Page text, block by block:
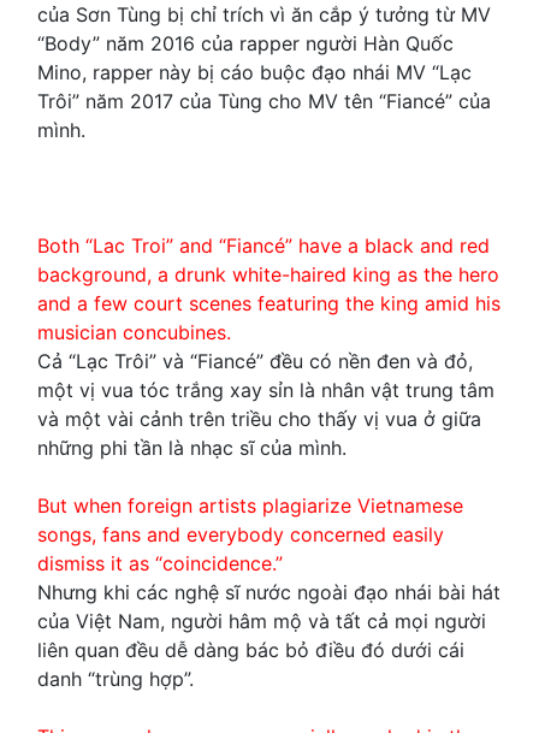
của Sơn Tùng bị chỉ trích vì ăn cắp ý tưởng từ MV
“Body” năm 2016 của rapper người Hàn Quốc
Mino, rapper này bị cáo buộc đạo nhái MV “Lạc
Trôi” năm 2017 của Tùng cho MV tên “Fiancé” của
mình.
Both “Lac Troi” and “Fiancé” have a black and red
background, a drunk white-haired king as the hero
and a few court scenes featuring the king amid his
musician concubines.
Cả “Lạc Trôi” và “Fiancé” đều có nền đen và đỏ,
một vị vua tóc trắng xay sỉn là nhân vật trung tâm
và một vài cảnh trên triều cho thấy vị vua ở giữa
những phi tần là nhạc sĩ của mình.
But when foreign artists plagiarize Vietnamese
songs, fans and everybody concerned easily
dismiss it as “coincidence.”
Nhưng khi các nghệ sĩ nước ngoài đạo nhái bài hát
của Việt Nam, người hâm mộ và tất cả mọi người
liên quan đều dễ dàng bác bỏ điều đó dưới cái
danh “trùng hợp”.